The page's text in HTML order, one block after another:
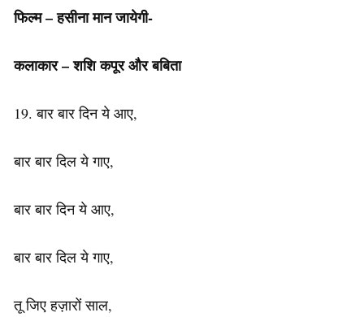
फिल्म – हसीना मान जायेगी-
कलाकार – शशि कपूर और बबिता
19. बार बार दिन ये आए,
बार बार दिल ये गाए,
बार बार दिन ये आए,
बार बार दिल ये गाए,
तू जिए हज़ारों साल,